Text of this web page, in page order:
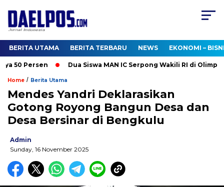
BERITA UTAMA BERITA TERBARU NEWS EKONOMI –
50 Persen Dua Siswa MAN IC Serpong Wakili RI di
Home / Berita Utama
Mendes Yandri Deklarasikan
Gotong Royong Bangun Desa dan
Desa Bersinar di Bengkulu
Admin
Sunday, 16 November 2025